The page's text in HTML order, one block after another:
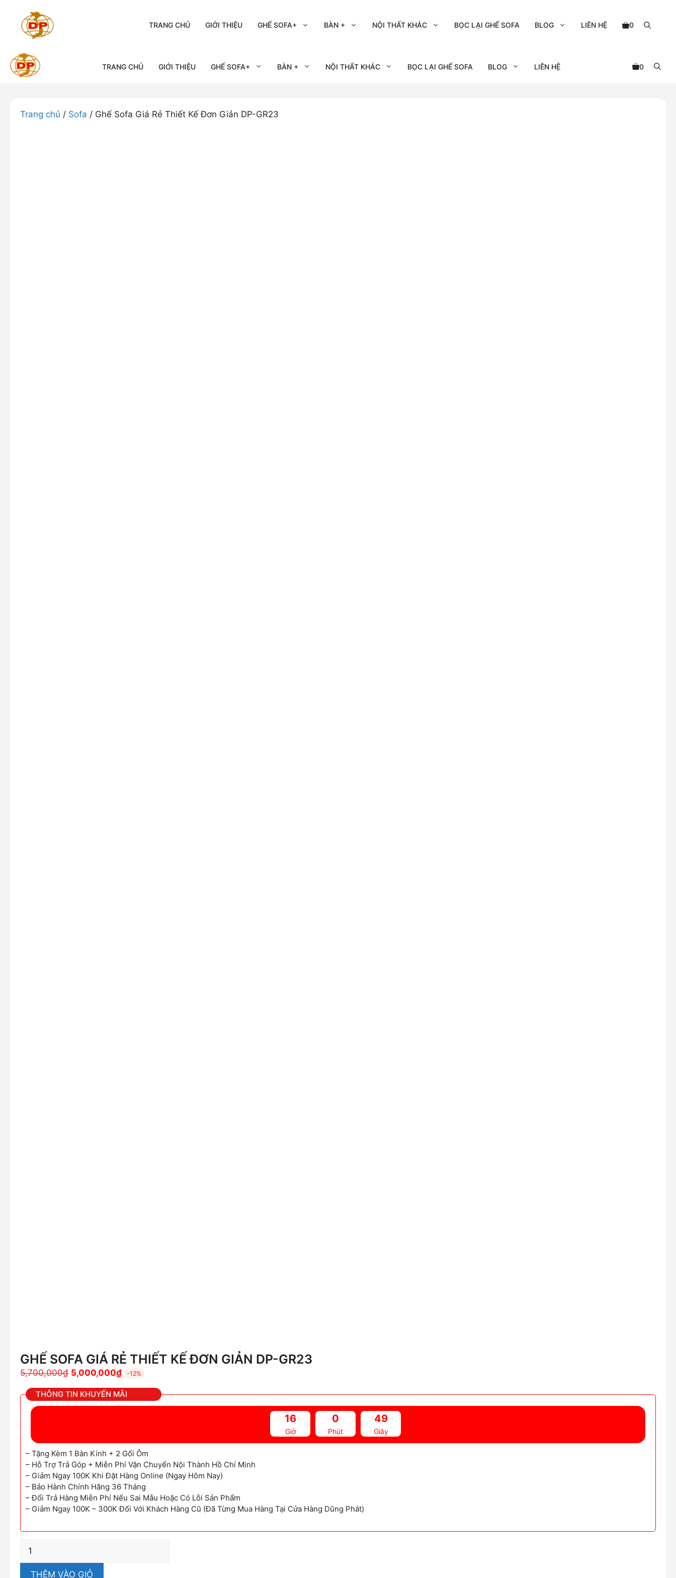
TRANG CHỦ GIỚI THIỆU GHẾ SOFA+ BÀN + NỘI THẤT KHÁC BỌC LẠI GHẾ SOFA BLOG LIÊN HỆ 0
TRANG CHỦ GIỚI THIỆU GHẾ SOFA+ BÀN + NỘI THẤT KHÁC BỌC LẠI GHẾ SOFA BLOG LIÊN HỆ 0
Trang chủ / Sofa / Ghế Sofa Giá Rẻ Thiết Kế Đơn Giản DP-GR23
GHẾ SOFA GIÁ RẺ THIẾT KẾ ĐƠN GIẢN DP-GR23
5,700,000₫ Giá
là:
5,000,000₫Giá
tại
-12%
THÔNG TIN KHUYẾN MÃI
16
Giờ
0
Phút
48
Giây
– Tặng Kèm 1 Bàn Kính + 2 Gối Ôm
– Hỗ Trợ Trả Góp + Miễn Phí Vận Chuyển Nội Thành Hồ Chí Minh
– Giảm Ngay 100K Khi Đặt Hàng Online (Ngay Hôm Nay)
– Bảo Hành Chính Hãng 36 Tháng
– Đổi Trả Hàng Miễn Phí Nếu Sai Mẫu Hoặc Có Lỗi Sản Phẩm
– Giảm Ngay 100K – 300K Đối Với Khách Hàng Cũ (Đã Từng Mua Hàng Tại Cửa Hàng Dũng Phát)
Sofa
GiáTHÊM VÀO GIỎ